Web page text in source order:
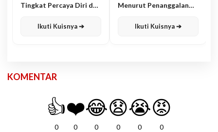
Tingkat Percaya Diri dan
Ikuti Kuisnya ➔
Menurut Penanggalan
Ikuti Kuisnya ➔
KOMENTAR
👍
0
❤️
0
😂
0
😧
0
😭
0
😡
0